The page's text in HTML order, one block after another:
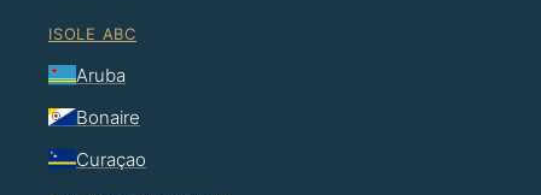
ISOLE ABC
Aruba
Bonaire
Curaçao